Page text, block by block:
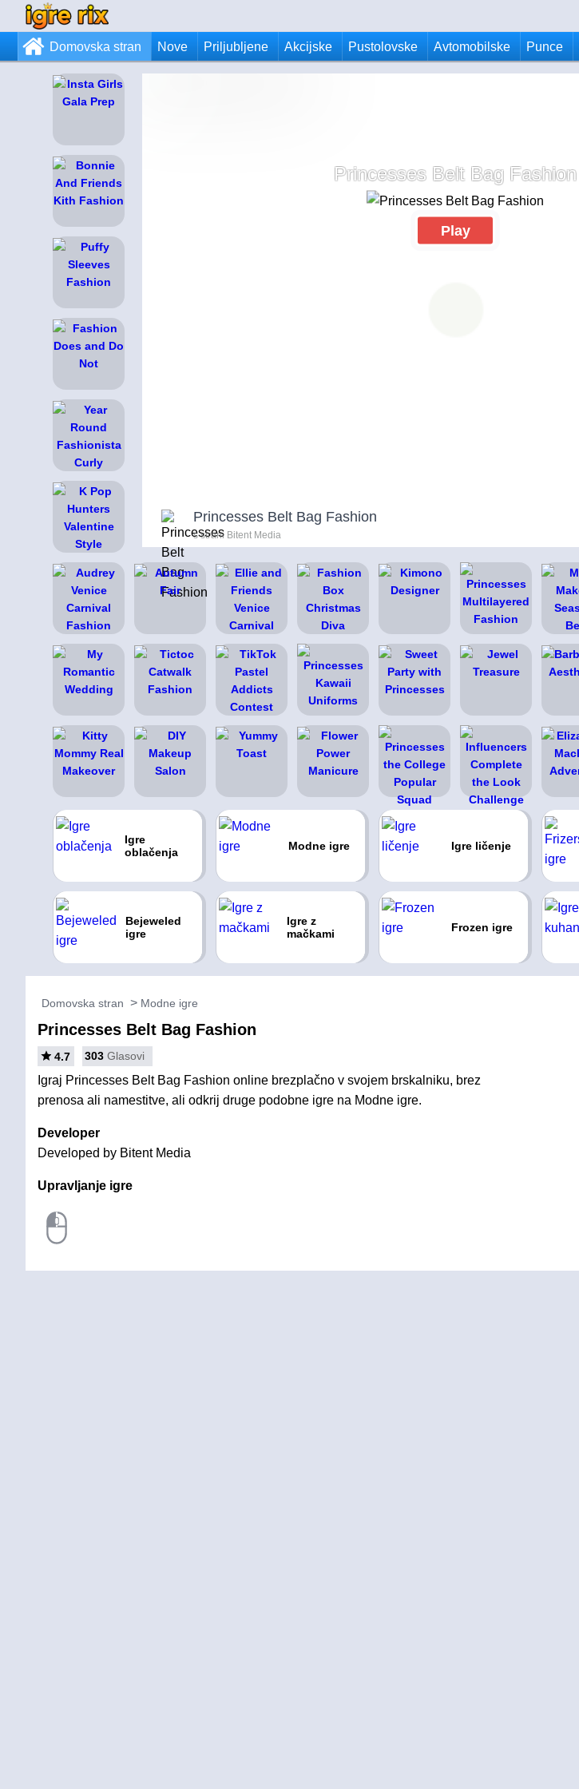
Domovska stran Nove Priljubljene Akcijske Pustolovske Avtomobilske Punce
Princesses Belt Bag Fashion
Play
Princesses Belt Bag Fashion
s strani Bitent Media
Igre
oblačenja
Modne igre Igre ličenje
Bejeweled
igre
Igre z
mačkami
Frozen igre
Domovska stran Modne igre
Princesses Belt Bag Fashion
4.7 303 Glasovi
Igraj Princesses Belt Bag Fashion online brezplačno v svojem brskalniku, brez
prenosa ali namestitve, ali odkrij druge podobne igre na Modne igre.
Developer
Developed by Bitent Media
Upravljanje igre